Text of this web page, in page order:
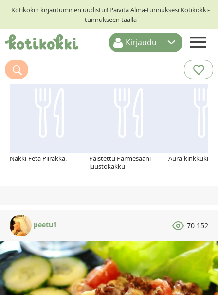
Kotikokin kirjautuminen uudistui! Päivitä Alma-tunnuksesi Kotikokki-
tunnukseen täällä
ETUSIVU
RESEPTIHAKU
Kirjaudu
Suosittelemme myös
Nakki-Feta Piirakka.
Paistettu Parmesaani
juustokakku
Aura-
peetu1 70 152